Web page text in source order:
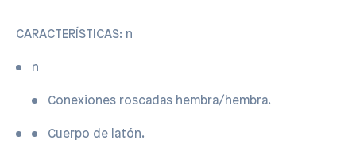
CARACTERÍSTICAS: n
n
Conexiones roscadas hembra/hembra.
Cuerpo de latón.